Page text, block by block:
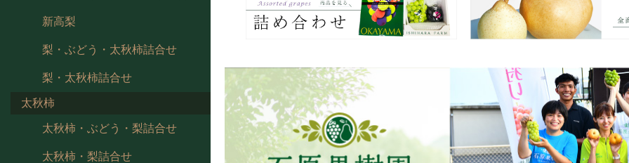
新高梨
梨・ぶどう・太秋柿詰合せ
梨・太秋柿詰合せ
太秋柿
太秋柿・ぶどう・梨詰合せ
太秋柿・梨詰合せ